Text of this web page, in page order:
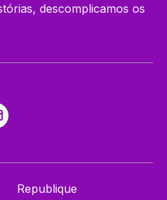
descomplicamos os
Republique